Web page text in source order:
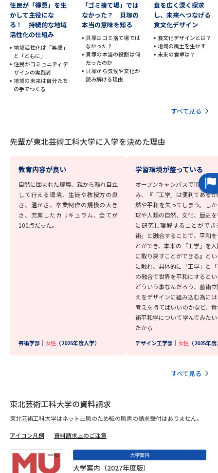
併願校選び 受験スケジュールを立てよう
先輩が入学を決めた理由 テレメール全国一斉進学調査
新生活お役立ちガイド
大学で学びたい学問発見
学問のミニ講義「夢ナビ講義」 学問分野解説
学問の教科書 夢ナビライブ
ユーザーサポート
大学進学IDについて
受付内容・発送状況の確認
個人情報取扱規定
テレメール進学カタログ
訂正のご案内
住民が「得意」を生
かして主役にな
る！ 持続的な地域
活性化の仕組み
地域活性化は「笑顔」
と「ともに」
住民がコミュニティデ
ザインの実践者
地域の未来は自分たち
の手でつくる
「ゴミ捨て場」では
なかった？ 貝塚の
本当の意味を知る
貝塚はゴミ捨て場では
なかった？
貝塚の本当の役割は何
だったのか
貝塚から気候や文化が
読み解ける理由
食を広く深く探求
し、未来へつなげる
食文化デザイン
食文化デザインとは？
地域の風土を生かす
未来の食卓は？
すべて見る
先輩が東北芸術工科大学に入学を決めた理由
教育内容が良い
自然に囲まれた環境、親から離れ自立
して行える環境、生徒や教授方の良
さ、温かさ、卒業制作の規模の大き
さ、充実したカリキュラム、全てが
100点だった。
芸術学部｜ 女性 （2025年度入学）
学習環境が整っている
オープンキャンパスで頂いた
み、『「工学」は便利である
然や平和を失ってしまう。し
球や人類の自然、文化、歴史
に研究し理解することができ
術」と融合することで、平和
とができ、本来の「工学」を
に取り戻すことができる』と
に触れ、具体的に「工学」と
の融合で世界を平和にすると
どういう事なんだろう、藝術
えをデザインに組み込む為に
考えを持てばいいのかなど、
術平和学について学んでみた
たから
デザイン工学部｜ 女性 （2025年
すべて見る
東北芸術工科大学の資料請求
東北芸術工科大学はネット出願のため紙の願書の請求受付はありません。
アイコン凡例 資料請求上のご注意
大学案内
大学案内（2027年度版）